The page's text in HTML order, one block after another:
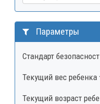
Параметры
Стандарт
Текущий вес ребенка
Текущий возраст